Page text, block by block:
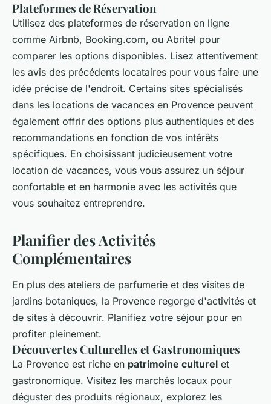
Plateformes de Réservation
Utilisez des plateformes de réservation en ligne
comme Airbnb, Booking.com, ou Abritel pour
comparer les options disponibles. Lisez attentivement
les avis des précédents locataires pour vous faire une
idée précise de l'endroit. Certains sites spécialisés
dans les locations de vacances en Provence peuvent
également offrir des options plus authentiques et des
recommandations en fonction de vos intérêts
spécifiques. En choisissant judicieusement votre
location de vacances, vous vous assurez un séjour
confortable et en harmonie avec les activités que
vous souhaitez entreprendre.
Planifier des Activités
Complémentaires
En plus des ateliers de parfumerie et des visites de
jardins botaniques, la Provence regorge d'activités et
de sites à découvrir. Planifiez votre séjour pour en
profiter pleinement.
Découvertes Culturelles et Gastronomiques
La Provence est riche en patrimoine culturel et
gastronomique. Visitez les marchés locaux pour
déguster des produits régionaux, explorez les